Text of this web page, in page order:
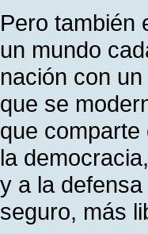
Pero también
un mundo
nación con
que se
que
la
y a la
seguro, más